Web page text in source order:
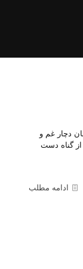
انسان دچار غم و
گناه دست
ادامه مطلب